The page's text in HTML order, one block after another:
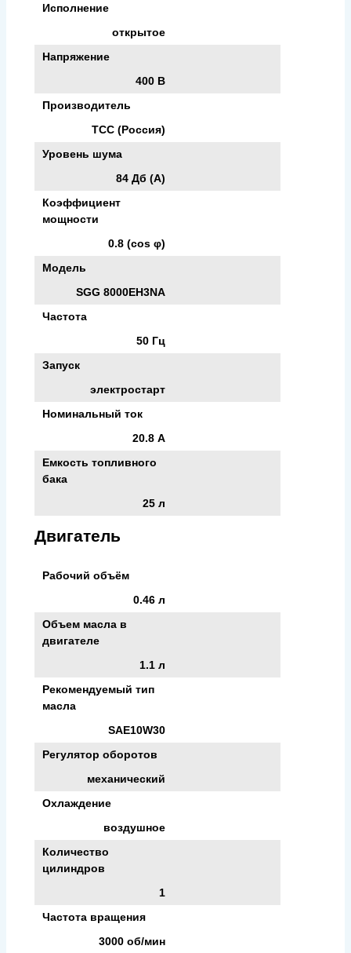
Исполнение
открытое
Напряжение
400 В
Производитель
ТСС (Россия)
Уровень шума
84 Дб (А)
Коэффициент
мощности
0.8 (cos φ)
Модель
SGG 8000EH3NA
Частота
50 Гц
Запуск
электростарт
Номинальный ток
20.8 А
Емкость топливного
бака
25 л
Двигатель
Рабочий объём
0.46 л
Объем масла в
двигателе
1.1 л
Рекомендуемый тип
масла
SAE10W30
Регулятор оборотов
механический
Охлаждение
воздушное
Количество
цилиндров
1
Частота вращения
3000 об/мин